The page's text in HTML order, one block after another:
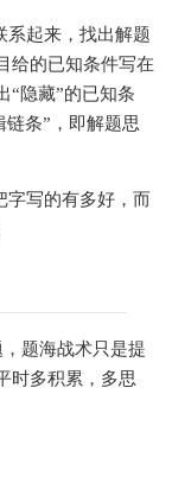
系起来，找出解题
给的已知条件写在
“隐藏”的已知条
条”，即解题思
字写的有多好，而
题海战术只是提
时多积累，多思